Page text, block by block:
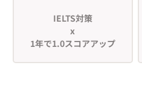
IELTS対策
x
1年で1.0スコアアップ